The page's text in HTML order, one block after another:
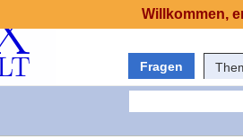
Fragen
Willkommen,